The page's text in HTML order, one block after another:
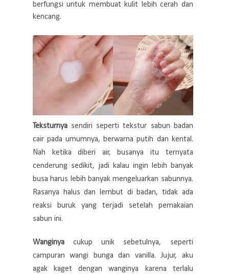
berfungsi untuk membuat kulit lebih cerah dan
kencang.
Teksturnya sendiri seperti tekstur sabun badan
cair pada umumnya, berwarna putih dan kental.
Nah ketika diberi air, busanya itu ternyata
cenderung sedikit, jadi kalau ingin lebih banyak
busa harus lebih banyak mengeluarkan sabunnya.
Rasanya halus dan lembut di badan, tidak ada
reaksi buruk yang terjadi setelah pemakaian
sabun ini.
Wanginyacukup unik sebetulnya, seperti
campuran wangi bunga dan vanilla. Jujur, aku
agak kaget dengan wanginya karena terlalu